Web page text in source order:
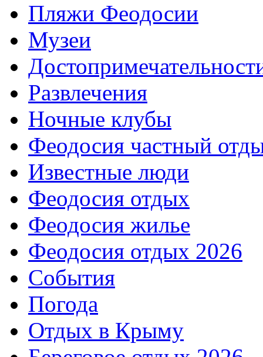
Пляжи Феодосии
Музеи
Развлечения
Ночные клубы
Феодосия частный
Известные люди
Феодосия отдых
Феодосия жилье
Феодосия отдых 2026
События
Погода
Отдых в Крыму